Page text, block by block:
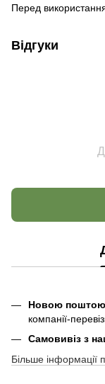
Перед
Відгуки
Новою поштою
компанії-
Самовивіз з
Більше інформації